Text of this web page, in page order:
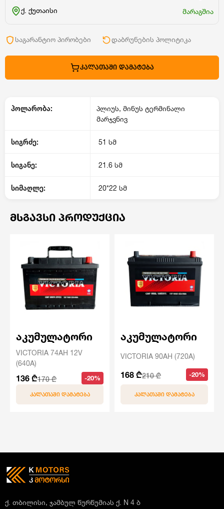
ქ. ქუთაისი
მარაგშია
საგარანტიო პირობები დაბრუნების პოლიტიკა
ᲙᲐᲚᲐᲗᲐᲨᲘ ᲓᲐᲛᲐᲢᲔᲑᲐ
პოლარობა: პლიუს, მინუს ტერმინალი
მარჯვნივ
სიგრძე: 51 სმ
სიგანე: 21.6 სმ
სიმაღლე: 20*22 სმ
ᲛᲡᲒᲐᲕᲡᲘ ᲞᲠᲝᲓᲣᲥᲪᲘᲐ
აკუმულატორი
VICTORIA 74AH 12V
(640A)
136 ₾170 ₾ -20%
ᲙᲐᲚᲐᲗᲐᲨᲘ ᲓᲐᲛᲐᲢᲔᲑᲐ
აკუმულატორი
VICTORIA 90AH (720A)
168 ₾210 ₾ -20%
ᲙᲐᲚᲐᲗᲐᲨᲘ ᲓᲐᲛᲐᲢᲔᲑᲐ
ქ. თბილისი, ჯამბულ წურწუმიას ქ. N 4 ბ